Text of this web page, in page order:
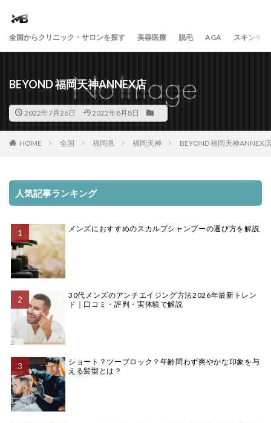
全国からクリニック・サロンを探す 美容医療 脱毛 AGA スキンケア
BEYOND 福岡天神ANNEX店
2022年7月26日 2022年8月8日
HOME 全国 福岡県 福岡天神 BEYOND 福岡天神ANNEX店
人気記事ランキング
メンズにおすすめのスカルプシャンプーの選び方を解説
30代メンズのアンチエイジング方法2026年最新トレン
ド｜口コミ・評判・実体験で解説
ショート？ツーブロック？年齢問わず爽やかな印象を与
える髪型とは？